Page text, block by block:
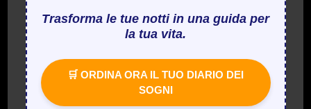
Trasforma le tue notti in una guida per
la tua vita.
🛒 ORDINA ORA IL TUO DIARIO DEI
SOGNI